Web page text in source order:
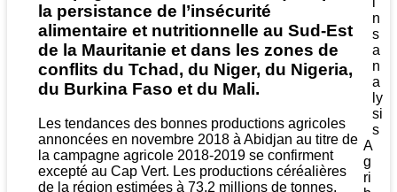
la persistance de l’insécurité
alimentaire et nutritionnelle au Sud-Est
de la Mauritanie et dans les zones de
conflits du Tchad, du Niger, du Nigeria,
du Burkina Faso et du Mali.
Les tendances des bonnes productions agricoles
annoncées en novembre 2018 à Abidjan au titre de
la campagne agricole 2018-2019 se confirment
excepté au Cap Vert. Les productions céréalières
de la région estimées à 73,2 millions de tonnes,
n
s
a
n
a
ly
si
s
A
g
ri